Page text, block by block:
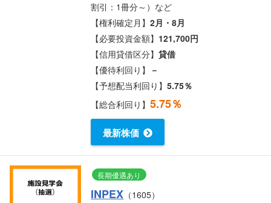
割引：1冊分～）など
【権利確定月】2月・8月
【必要投資金額】 121,700円
【信用貸借区分】貸借
【優待利回り】 －
【予想配当利回り】5.75％
【総合利回り】5.75％
最新株価
長期優遇あり
INPEX （1605）